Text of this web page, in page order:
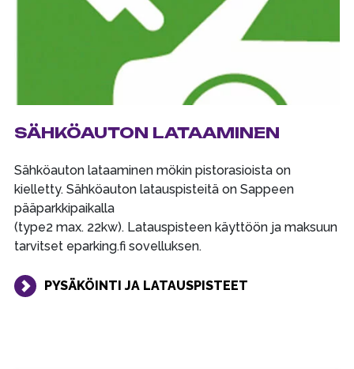
SÄHKÖAUTON LATAAMINEN
Sähköauton lataaminen mökin pistorasioista on
kielletty. Sähköauton latauspisteitä on Sappeen
pääparkkipaikalla
(type2 max. 22kw). Latauspisteen käyttöön ja maksuun
tarvitset eparking.fi sovelluksen.
PYSÄKÖINTI JA LATAUSPISTEET